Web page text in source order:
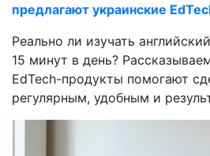
предлагают украинские
Реально ли изучать
15 минут в день?
EdTech-продукты помогают
регулярным, удобным и